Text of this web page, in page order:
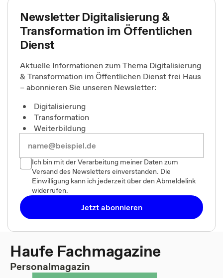
Newsletter Digitalisierung &
Transformation im Öffentlichen
Dienst
Aktuelle Informationen zum Thema Digitalisierung
& Transformation im Öffentlichen Dienst frei Haus
– abonnieren Sie unseren Newsletter:
Digitalisierung
Transformation
Weiterbildung
Ich bin mit der Verarbeitung meiner Daten zum
Versand des Newsletters einverstanden. Die
Einwilligung kann ich jederzeit über den Abmeldelink
widerrufen.
Jetzt abonnieren
Haufe Fachmagazine
Personalmagazin